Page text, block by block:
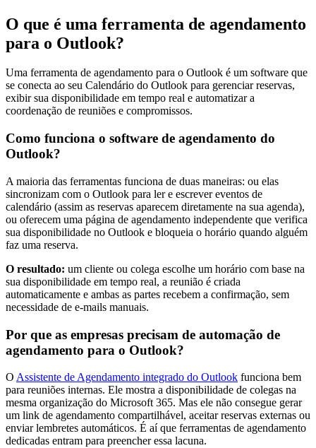
O que é uma ferramenta de agendamento
para o Outlook?
Uma ferramenta de agendamento para o Outlook é um software que
se conecta ao seu Calendário do Outlook para gerenciar reservas,
exibir sua disponibilidade em tempo real e automatizar a
coordenação de reuniões e compromissos.
Como funciona o software de agendamento do
Outlook?
A maioria das ferramentas funciona de duas maneiras: ou elas
sincronizam com o Outlook para ler e escrever eventos de
calendário (assim as reservas aparecem diretamente na sua agenda),
ou oferecem uma página de agendamento independente que verifica
sua disponibilidade no Outlook e bloqueia o horário quando alguém
faz uma reserva.
O resultado: um cliente ou colega escolhe um horário com base na
sua disponibilidade em tempo real, a reunião é criada
automaticamente e ambas as partes recebem a confirmação, sem
necessidade de e-mails manuais.
Por que as empresas precisam de automação de
agendamento para o Outlook?
O Assistente de Agendamento integrado do Outlook funciona bem
para reuniões internas. Ele mostra a disponibilidade de colegas na
mesma organização do Microsoft 365. Mas ele não consegue gerar
um link de agendamento compartilhável, aceitar reservas externas ou
enviar lembretes automáticos. É aí que ferramentas de agendamento
dedicadas entram para preencher essa lacuna.